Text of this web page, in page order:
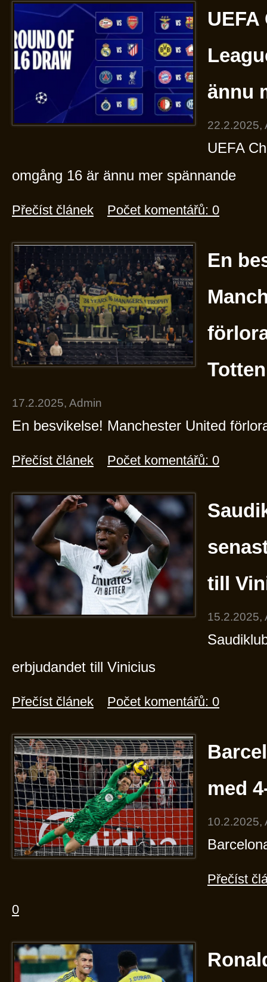
ännu
22.2.2025,
UEFA
omgång 16 är ännu mer spännande
Přečíst článek Počet komentářů: 0
En
17.2.2025, Admin
En besvikelse! Manchester United
Přečíst článek Počet komentářů: 0
till
15.2.2025,
erbjudandet till Vinicius
Přečíst článek Počet komentářů: 0
med
10.2.2025,
Přečíst
0